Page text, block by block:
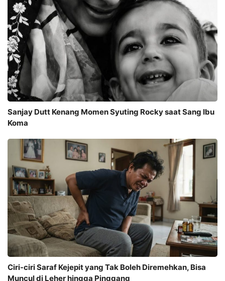
Sanjay Dutt Kenang Momen Syuting Rocky saat Sang Ibu
Koma
Ciri-ciri Saraf Kejepit yang Tak Boleh Diremehkan, Bisa
Muncul di Leher hingga Pinggang